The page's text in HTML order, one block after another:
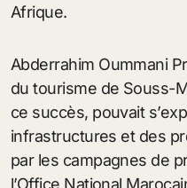
Afrique.
Abderrahim Oummani
du tourisme de Souss-
ce succès, pouvait
infrastructures et des
par les campagnes de
l’Office National